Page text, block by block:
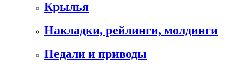
Крылья
Накладки, рейлинги, молдинги
Педали и приводы